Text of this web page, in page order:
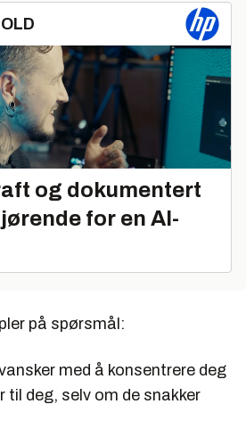
og dokumentert
for en AI-
på spørsmål:
med å konsentrere deg
til deg, selv om de snakker